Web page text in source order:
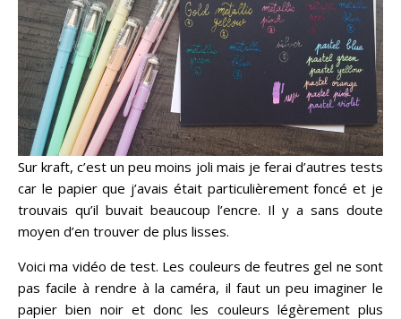
Sur kraft, c’est un peu moins joli mais je ferai d’autres tests
car le papier que j’avais était particulièrement foncé et je
trouvais qu’il buvait beaucoup l’encre. Il y a sans doute
moyen d’en trouver de plus lisses.
Voici ma vidéo de test. Les couleurs de feutres gel ne sont
pas facile à rendre à la caméra, il faut un peu imaginer le
papier bien noir et donc les couleurs légèrement plus